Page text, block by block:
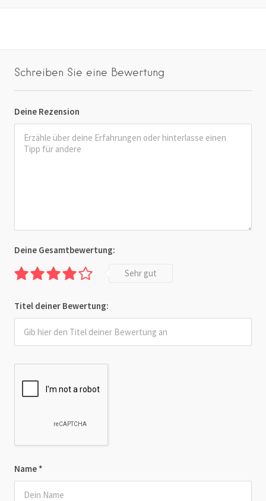
Schreiben Sie eine Bewertung
Deine Rezension
Name *
Deine Gesamtbewertung:
Sehr gut
Titel deiner Bewertung: